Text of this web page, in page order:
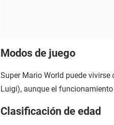
Modos de juego
Super Mario World puede vivirse
Luigi), aunque el
Clasificación de edad